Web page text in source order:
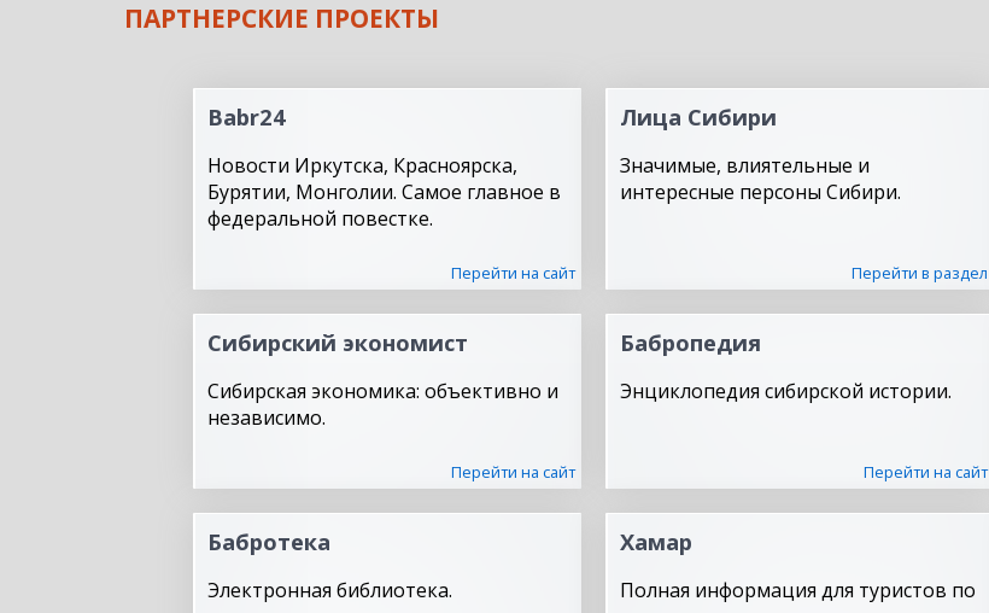
ПАРТНЕРСКИЕ ПРОЕКТЫ
Babr24
Новости Иркутска, Красноярска,
Бурятии, Монголии. Самое главное в
федеральной повестке.
Перейти на сайт
Лица Сибири
Значимые, влиятельные и
интересные персоны Сибири.
Перейти в раздел
Сибирский экономист
Сибирская экономика: объективно и
независимо.
Перейти на сайт
Бабропедия
Энциклопедия сибирской истории.
Перейти на сайт
Бабротека
Электронная библиотека.
Хамар
Полная информация для туристов по